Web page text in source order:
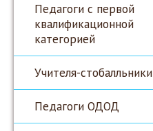
Педагоги с первой
квалификационной
категорией
Учителя-стобалльники
Педагоги ОДОД